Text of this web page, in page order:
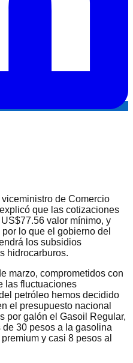
de Comercio
que las cotizaciones
valor mínimo, y
lo que el gobierno del
los subsidios
hidrocarburos.
marzo, comprometidos con
las fluctuaciones
petróleo hemos decidido
el presupuesto nacional
por galón el Gasoil Regular,
30 pesos a la gasolina
y casi 8 pesos al